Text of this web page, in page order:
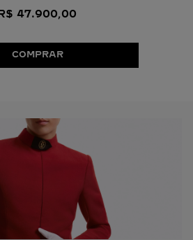
R$ 47.900,00
COMPRAR